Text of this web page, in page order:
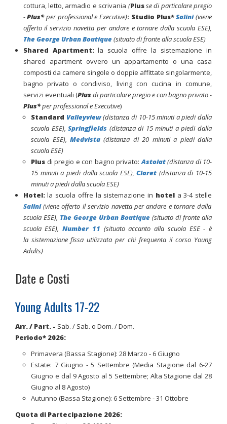
cottura, letto, armadio e scrivania (Plusse di particolare pregio
-Plus*per professional e Executive): Studio Plus*Salini (viene
offerto il servizio navetta per andare e tornare dalla scuola ESE),
The George Urban Boutique(situato di fronte alla scuola ESE)
Shared Apartment:la scuola offre la sistemazione in
shared apartment ovvero un appartamento o una casa
composti da camere singole o doppie affittate singolarmente,
bagno privato o condiviso, living con cucina in comune,
servizi eventuali (Plus di particolare pregio e con bagno privato -
Plus*per professional e Executive)
Standard Valleyview (distanza di 10-15 minuti a piedi dalla
scuola ESE),Springfields (distanza di 15 minuti a piedi dalla
scuola ESE),Medvista (distanza di 20 minuti a piedi dalla
scuola ESE)
Plus di pregio e con bagno privato:Astolat(distanza di 10-
15 minuti a piedi dalla scuola ESE),Claret (distanza di 10-15
minuti a piedi dalla scuola ESE)
Hotel:la scuola offre la sistemazione in hotela 3-4 stelle
Salini (viene offerto il servizio navetta per andare e tornare dalla
scuola ESE), The George Urban Boutique (situato di fronte alla
scuola ESE),Number 11 (situato accanto alla scuola ESE -è
la sistemazione fissa utilizzata per chi frequenta il corso Young
Adults)
Date e Costi
Young Adults 17-22
Arr. / Part. - Sab. / Sab. o Dom. / Dom.
Periodo* 2026:
Primavera (Bassa Stagione): 28 Marzo - 6 Giugno
Estate: 7 Giugno - 5 Settembre (Media Stagione dal 6-27
Giugno e dal 9 Agosto al 5 Settembre; Alta Stagione dal 28
Giugno al 8 Agosto)
Autunno (Bassa Stagione): 6 Settembre - 31 Ottobre
Quota di Partecipazione 2026: